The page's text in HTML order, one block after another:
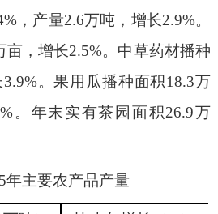
，产量2.6万吨，增长2.9%。
亩，增长2.5%。中草药材播种
3.9%。果用瓜播种面积18.3万
。年末实有茶园面积26.9万
年主要农产品产量